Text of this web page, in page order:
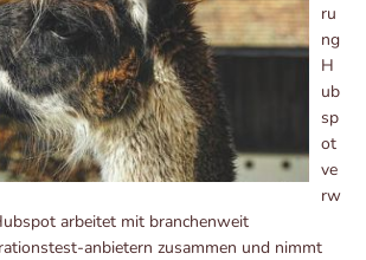
ru
ng
H
ub
sp
ot
ve
rw
arbeitet mit branchenweit
anbietern zusammen und nimmt